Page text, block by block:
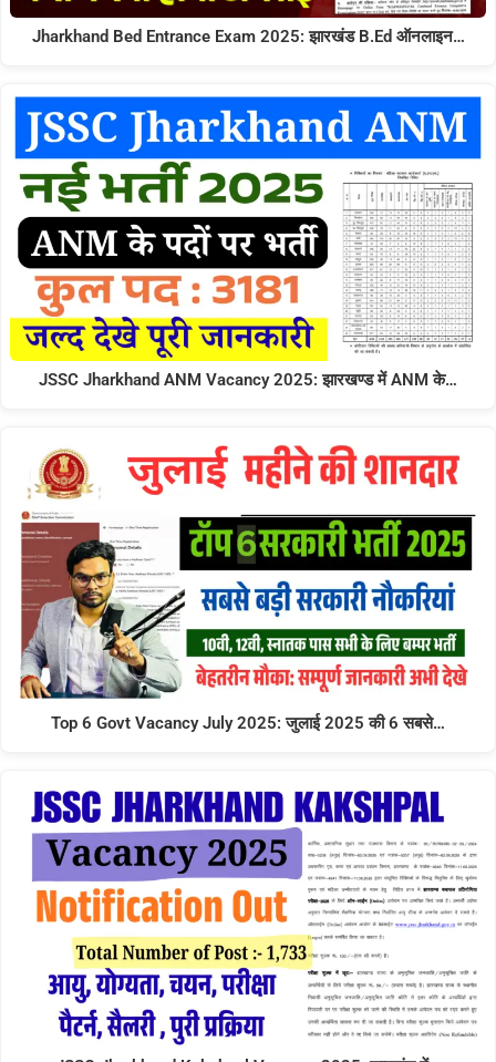
Jharkhand Bed Entrance Exam 2025: झारखंड B.Ed ऑनलाइन…
JSSC Jharkhand ANM Vacancy 2025: झारखण्ड में ANM के…
Top 6 Govt Vacancy July 2025: जुलाई 2025 की 6 सबसे…